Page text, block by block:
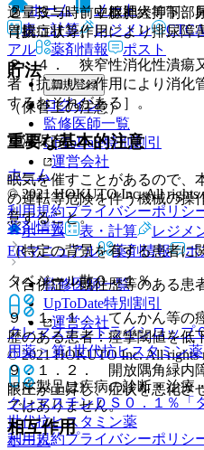
過量投与時、中枢神経抑制、
胃腸症状等。
貯法
（保管上の注意）
室温保存。
ホーム
薬剤情報
タベジール散０．１％
クレマスチンドライシロップ
用薬 > 第1世代抗ヒスタミン薬
クレマスチンＤＳ０．１％「
世代抗ヒスタミン薬
ホーム
２．３． 前立腺肥大等下部
［抗コリン作用により排尿障
２．４． 狭窄性消化性潰瘍
者［抗コリン作用により消化
するおそれがある］。
重要な基本的注意
眠気を催すことがあるので、
の運転等危険を伴う機械の操
意すること。
（特定の背景を有する患者に
（合併症・既往歴等のある患
９．１．１． てんかん等の
歴のある患者：痙攣閾値を低
９．１．２． 開放隅角緑内
眼圧が上昇し、症状を悪化さ
相互作用
ホーム
ノート
表・計算
レジメン
アル
薬剤情報 ポスト
新規登録
ログイン
監修医師一覧
UpToDate特別割引
運営会社
© 2021 HOKUTO Inc. All rights
利用規約プライバシーポリシ
ホーム
表・計算 レジメ
ERマニュアル
薬剤情報 ポ
監修医師一覧
UpToDate特別割引
運営会社
© 2021 HOKUTO Inc. All rights
※本製品は疾病の診断・治療
ではありません。
利用規約プライバシーポリシ